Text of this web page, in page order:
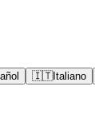
🇮🇹Italiano